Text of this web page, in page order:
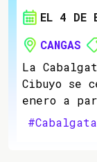
EL 4 DE
CANGAS
La
Cibuyo se
enero a